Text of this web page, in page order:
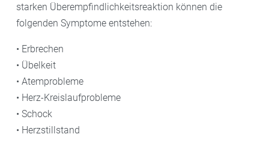
starken Überempfindlichkeitsreaktion können die
folgenden Symptome entstehen:
• Erbrechen
• Übelkeit
• Atemprobleme
• Herz-Kreislaufprobleme
• Schock
• Herzstillstand